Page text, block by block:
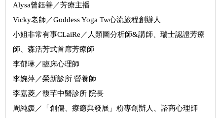
Alysa曾鈺善／芳療主播
Vicky老師／Goddess Yoga Tw心流旅程創辦人
小姐非常有事CLaiRe／人類圖分析師&講師、瑞士認證芳療
師、森活芳式首席芳療師
李郁琳／臨床心理師
李婉萍／榮新診所 營養師
李嘉菱／馥芊中醫診所 院長
周純媛／「創傷、療癒與發展」粉專創辦人、諮商心理師